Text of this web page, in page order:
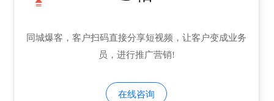
同城爆客，客户扫码直接分享短视频，让客户变成业务
员，进行推广营销!
在线咨询